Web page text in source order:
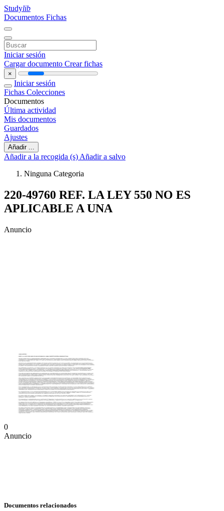
Studylib
Documentos Fichas
Iniciar sesión
Cargar documento Crear fichas
×
Iniciar sesión
Fichas Colecciones
Documentos
Última actividad
Mis documentos
Guardados
Ajustes
Añadir ...
Añadir a la recogida (s) Añadir a salvo
Ninguna Categoria
220-49760 REF. LA LEY 550 NO ES
APLICABLE A UNA
Anuncio
0
Anuncio
Documentos relacionados